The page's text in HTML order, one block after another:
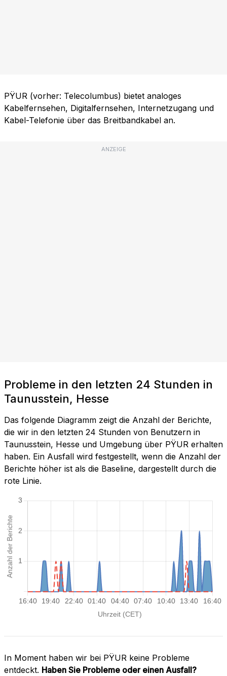
PŸUR (vorher: Telecolumbus) bietet analoges
Kabelfernsehen, Digitalfernsehen, Internetzugang und
Kabel-Telefonie über das Breitbandkabel an.
ANZEIGE
Probleme in den letzten 24 Stunden in
Taunusstein, Hesse
Das folgende Diagramm zeigt die Anzahl der Berichte,
die wir in den letzten 24 Stunden von Benutzern in
Taunusstein, Hesse und Umgebung über PŸUR erhalten
haben. Ein Ausfall wird festgestellt, wenn die Anzahl der
Berichte höher ist als die Baseline, dargestellt durch die
rote Linie.
In Moment haben wir bei PŸUR keine Probleme
entdeckt. Haben Sie Probleme oder einen Ausfall?